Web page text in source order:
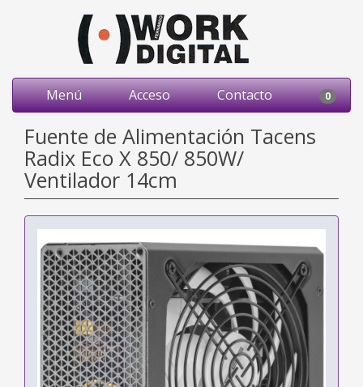
Menú Acceso Contacto 0
Fuente de Alimentación Tacens
Radix Eco X 850/ 850W/
Ventilador 14cm